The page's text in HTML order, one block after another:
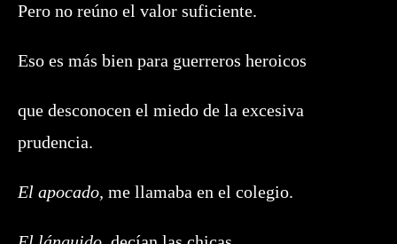
Pero no reúno el valor suficiente.
Eso es más bien para guerreros heroicos
que desconocen el miedo de la excesiva
prudencia.
El apocado, me llamaba en el colegio.